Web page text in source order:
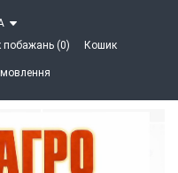
побажань (0) Кошик